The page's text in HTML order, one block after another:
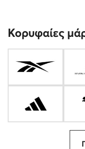
Κορυφαίες